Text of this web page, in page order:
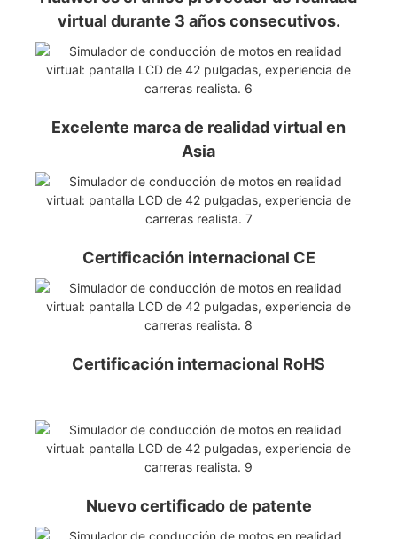
virtual durante 3 años consecutivos.
Excelente marca de realidad virtual en
Asia
Certificación internacional CE
Certificación internacional RoHS
Nuevo certificado de patente